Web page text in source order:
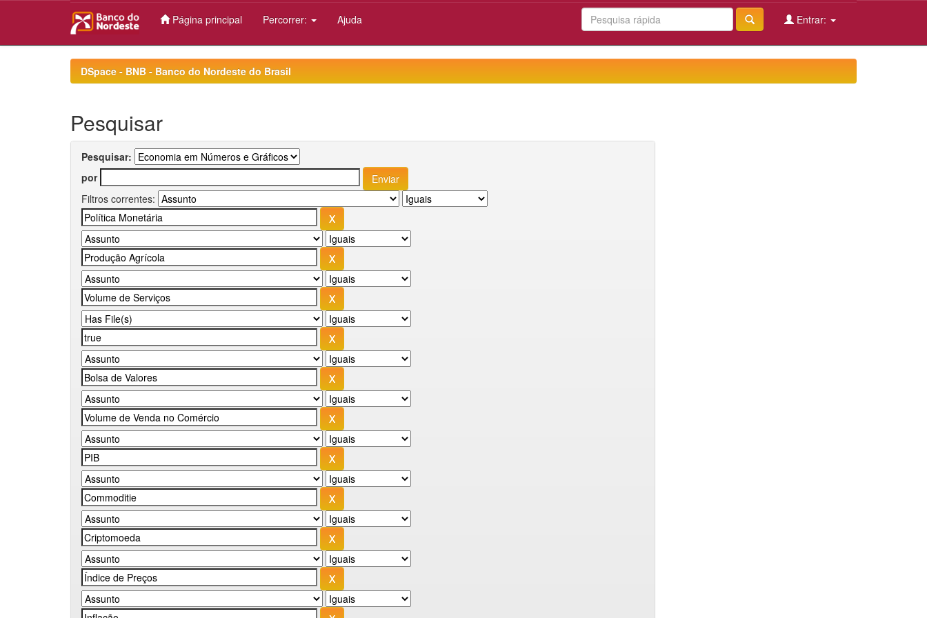
Página principal Percorrer: Ajuda Entrar:
DSpace - BNB - Banco do Nordeste do Brasil
Pesquisar
Pesquisar:
por
Filtros correntes: